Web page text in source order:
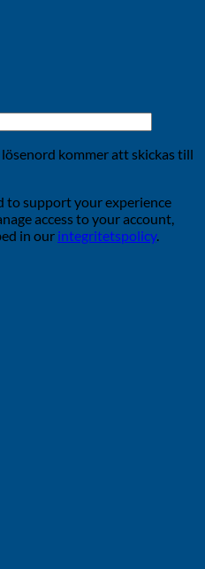
kommer att skickas till
to support your experience
access to your account,
in our integritetspolicy.